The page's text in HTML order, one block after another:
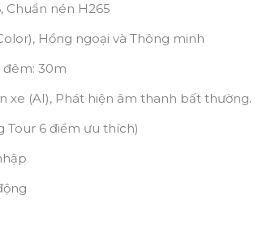
Chuẩn nén H265
Hồng ngoại và Thông minh
đêm: 30m
xe (AI), Phát hiện âm thanh bất thường.
Tour 6 điểm ưu thích)